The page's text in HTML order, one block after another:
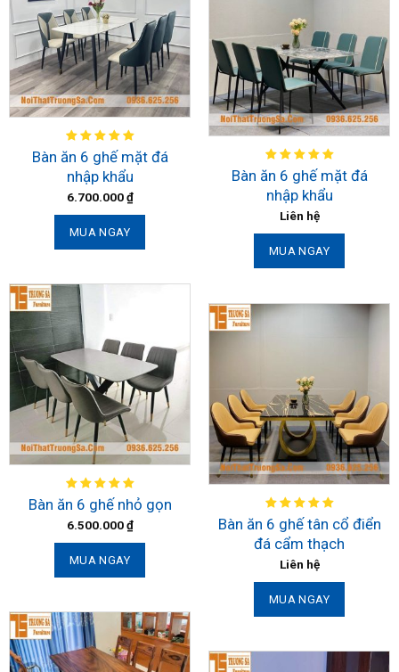
Bàn ăn 6 ghế mặt đá
nhập khẩu
6.700.000₫
MUA NGAY
Bàn ăn 6 ghế mặt đá
nhập khẩu
Liên hệ
MUA NGAY
Bàn ăn 6 ghế nhỏ gọn
6.500.000₫
MUA NGAY
Bàn ăn 6 ghế tân cổ điển
đá cẩm thạch
Liên hệ
MUA NGAY